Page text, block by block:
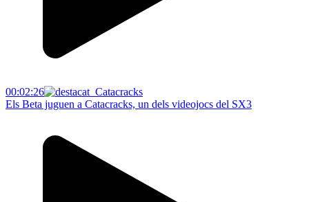
00:02:26
Els Beta juguen a Catacracks, un dels videojocs del SX3